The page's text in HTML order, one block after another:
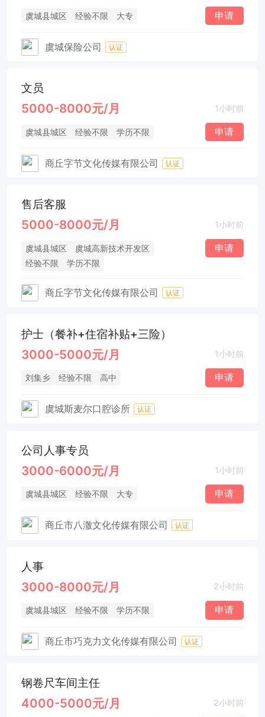
虞城县城区 经验不限 大专 申请
虞城保险公司 认证
文员
5000-8000元/月 1小时前
虞城县城区 经验不限 学历不限 申请
商丘字节文化传媒有限公司 认证
售后客服
5000-8000元/月 1小时前
虞城县城区
虞城高新技术开发区
经验不限
学历不限
申请
商丘字节文化传媒有限公司 认证
护士（餐补+住宿补贴+三险）
3000-5000元/月 1小时前
刘集乡 经验不限 高中 申请
虞城斯麦尔口腔诊所 认证
公司人事专员
3000-6000元/月 1小时前
虞城县城区 经验不限 大专 申请
商丘市八澈文化传媒有限公司 认证
人事
3000-8000元/月 2小时前
虞城县城区 经验不限 学历不限 申请
商丘市巧克力文化传媒有限公司 认证
钢卷尺车间主任
4000-5000元/月 2小时前